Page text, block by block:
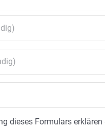
dieses Formulars erklären